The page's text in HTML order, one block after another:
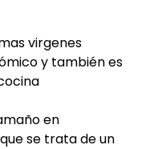
virgenes
y también es
en
se trata de un